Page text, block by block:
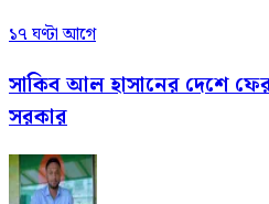
১৭ ঘণ্টা আগে
সাকিব আল হাসানের দেশে
সরকার